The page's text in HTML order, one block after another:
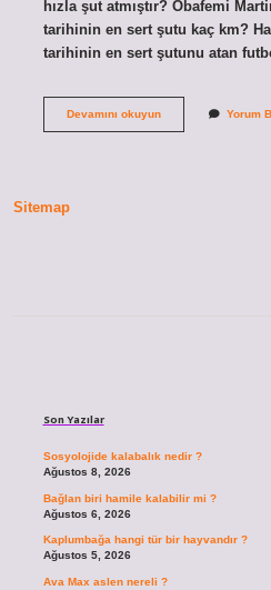
hızla şut atmıştır? Obafemi
tarihinin en sert şutu kaç km?
tarihinin en sert şutunu atan
Devamını okuyunFutbolda
Yorum
Sitemap
Son Yazılar
Sosyolojide kalabalık nedir ?
Ağustos 8, 2026
Bağlan biri hamile kalabilir mi ?
Ağustos 6, 2026
Kaplumbağa hangi tür bir hayvandır ?
Ağustos 5, 2026
Ava Max aslen nereli ?